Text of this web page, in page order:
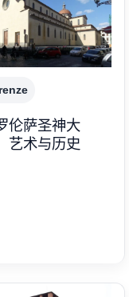
伦萨圣神大
艺术与历史